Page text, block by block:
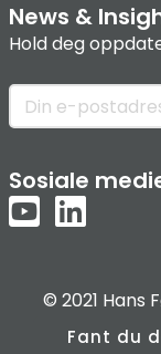
News &
Hold deg
Sosiale
© 2021 Hans
Fant du